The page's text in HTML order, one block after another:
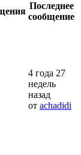
Последнее
сообщение
4 года 27
недель
назад
от achadidi